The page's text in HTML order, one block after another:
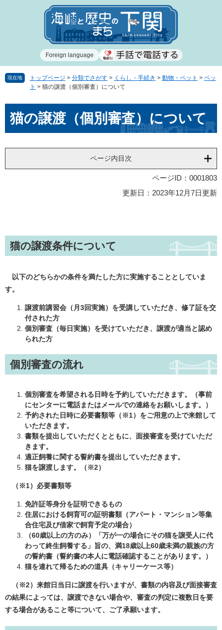
で
ば
Foreign language
現在地 トップページ > 分類でさがす > くらし・手続き > 動物・ペット > ペッ
ト > 猫の譲渡（個別審査）について
文猫の譲渡（個別審査）について
ページ内目次
ページID：0001803
更新日：2023年12月7日更新
猫の譲渡条件について
以下のどちらかの条件を満たした方に実施することとしていま
す。
譲渡前講習会（月3回実施）を受講していただき、修了証を交
付された方
個別審査（毎日実施）を受けていただき、譲渡が適当と認め
られた方
個別審査の流れ
個別審査を希望される日時を予約していただきます。（事前
にセンターに電話またはメールでの連絡をお願いします。）
予約された日時に必要書類等（※1）をご用意の上で来館して
いただきます。
書類を提出していただくとともに、面接審査を受けていただ
きます。
適正飼養に関する誓約書を提出していただきます。
猫を譲渡します。（※2）
（※1）必要書類等
免許証等身分を証明できるもの
住居における飼育可の証明書類（アパート・マンション等集
合住宅及び借家で飼育予定の場合）
（60歳以上の方のみ）「万が一の場合にその猫を譲受人に代
わって終生飼養する」旨の、満18歳以上60歳未満の親族の方
の誓約書（誓約書の本人に電話確認することがあります。）
猫を連れて帰るための道具（キャリーケース等）
（※2） 来館日当日に譲渡を行いますが、書類の内容及び面接審査
の結果によっては、譲渡できない場合や、審査の判定に複数日を要
する場合があること等について、ご了承願います。